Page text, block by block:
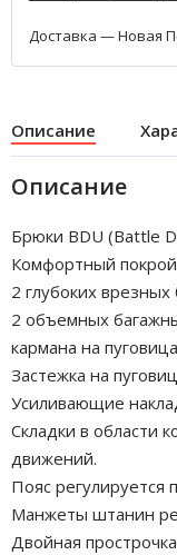
Доставка — Новая
Описание
Описание
Брюки BDU (Battle
Комфортный
2 глубоких
2 объемных
кармана на
Застежка на
Усиливающие
Складки в области
движений.
Пояс регулируется
Манжеты штанин
Двойная